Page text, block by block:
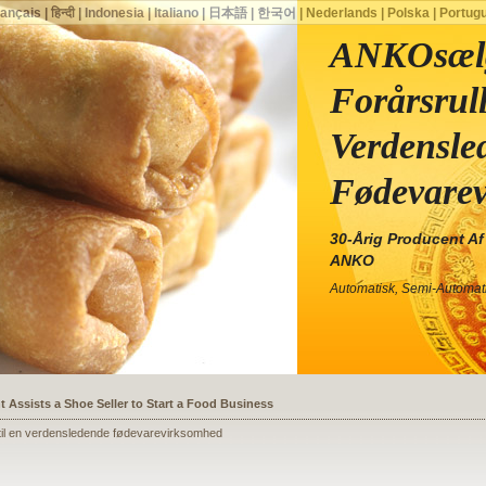
30-Årig Producent
ANKO
Automatisk, Semi-
Assists a Shoe Seller to Start a Food Business
verdensledende fødevarevirksomhed
हिन्दी| Indonesia|Italiano| 日本語| 한국어 Nederlands Polska|